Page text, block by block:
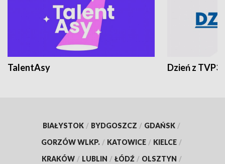
TalentAsy Dzień z TVP3
BIAŁYSTOK / BYDGOSZCZ / GDAŃSK /
GORZÓW WLKP. / KATOWICE / KIELCE /
KRAKÓW / LUBLIN / ŁÓDŹ / OLSZTYN /